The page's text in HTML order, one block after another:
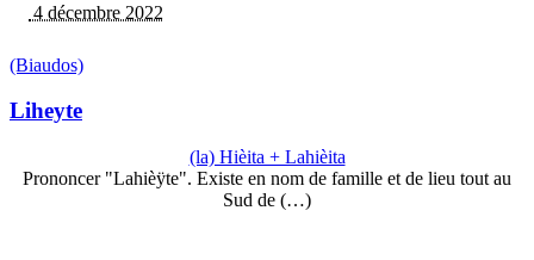
4 décembre 2022
(Biaudos)
Liheyte
(la) Hièita + Lahièita
Prononcer "Lahièÿte". Existe en nom de famille et de lieu tout au
Sud de (…)